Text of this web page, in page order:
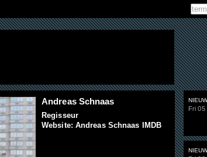
Andreas Schnaas
Regisseur
Website: Andreas Schnaas IMDB
Fri 05